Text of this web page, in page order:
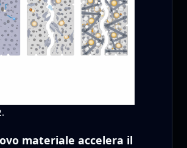
materiale accelera il